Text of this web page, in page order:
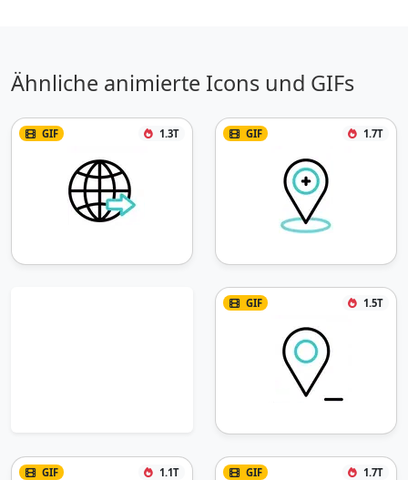
Ähnliche animierte Icons und GIFs
GIF 1.3T GIF 1.7T
GIF 1.5T
GIF 1.1T GIF 1.7T